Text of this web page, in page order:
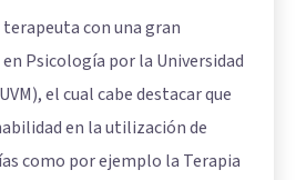
terapeuta con una gran
Psicología por la Universidad
el cual cabe destacar que
en la utilización de
como por ejemplo la Terapia